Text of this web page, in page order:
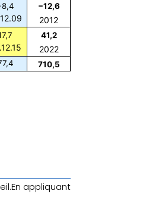
−12,6
2012
41,2
2022
710,5
appliquant